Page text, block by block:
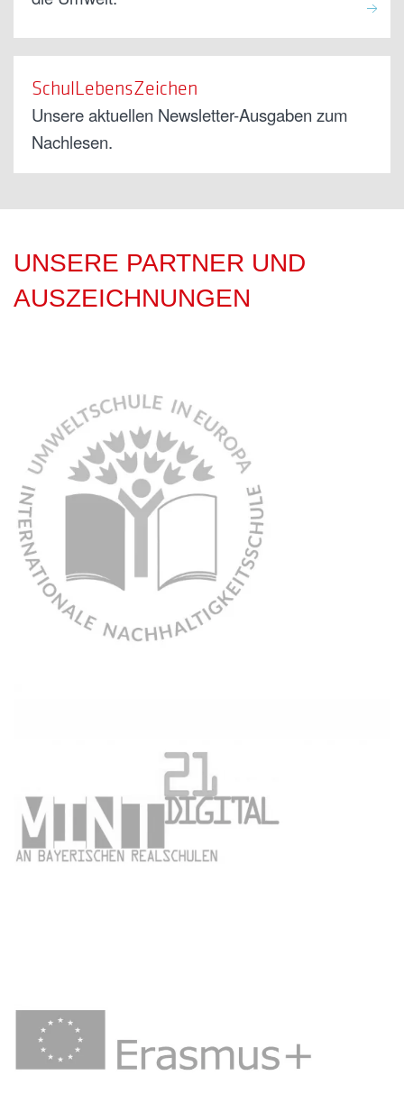
SchulLebensZeichen
Unsere aktuellen Newsletter-Ausgaben zum
Nachlesen.
UNSERE PARTNER UND
AUSZEICHNUNGEN